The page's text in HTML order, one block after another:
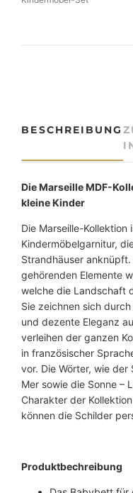
m
e
a
r
e
i
l
l
e
M
D
F
|
2
T
e
i
g
BESCHREIBUNG
Die Marseille MDF-
kleine Kinder
Die Marseille-Kollektion
Kindermöbelgarnitur,
Strandhäuser
gehörenden Elemente
welche die Landschaft
Sie zeichnen sich
und dezente Eleganz
verleihen der ganzen
in französischer
vor. Die Wörter, wie der
Mer sowie die Sonne –
Charakter der
können die Schilder
Produktbechreibung